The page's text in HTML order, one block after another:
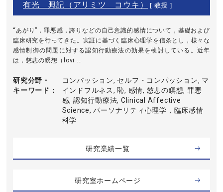
有光 興記（アリミツ コウキ） [ 教授 ]
“あがり”，罪悪感，誇りなどの自己意識的感情について，基礎および
臨床研究を行ってきた。実証に基づく臨床心理学を信条とし，様々な
感情制御の問題に対する認知行動療法の効果を検討している。近年
は，慈悲の瞑想（lovi ...
研究分野・
キーワード
コンパッション, セルフ・コンパッション, マ
インドフルネス, 恥, 感情, 慈悲の瞑想, 罪悪
感, 認知行動療法, Clinical Affective
Science, パーソナリティ心理学，臨床感情
科学
研究業績一覧
研究室ホームページ